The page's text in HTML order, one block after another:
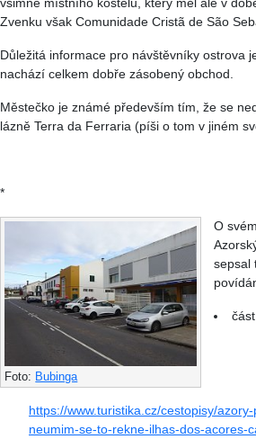
Zvenku však Comunidade Cristã de São
Důležitá informace pro návštěvníky ostrova
nachází celkem dobře zásobený obchod.
Městečko je známé především tím, že se
lázně Terra da Ferraria (píši o tom v jiném
*
Foto: Bubinga
O
sepsal
https://www.turistika.cz/cestopisy/
neumim-se-to-rekne-ilhas-dos-acores-